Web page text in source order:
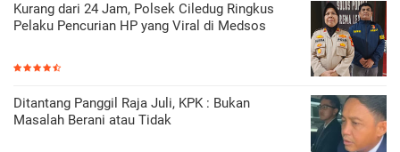
Kurang dari 24 Jam, Polsek Ciledug Ringkus
Pelaku Pencurian HP yang Viral di Medsos
Ditantang Panggil Raja Juli, KPK : Bukan
Masalah Berani atau Tidak